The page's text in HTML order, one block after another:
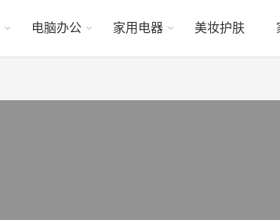
电脑办公 家用电器 美妆护肤